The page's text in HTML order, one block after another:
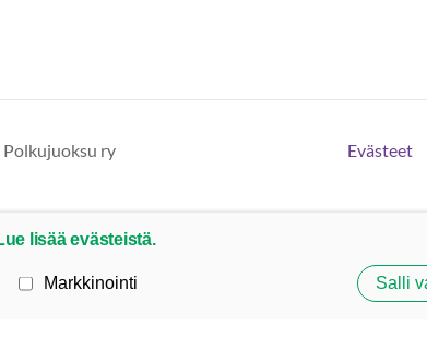
Polkujuoksu ry
Evästeet
lisää evästeistä.
Markkinointi Salli